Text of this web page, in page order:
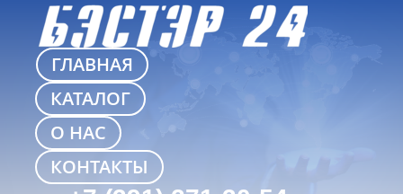
ГЛАВНАЯ
КАТАЛОГ
О НАС
КОНТАКТЫ